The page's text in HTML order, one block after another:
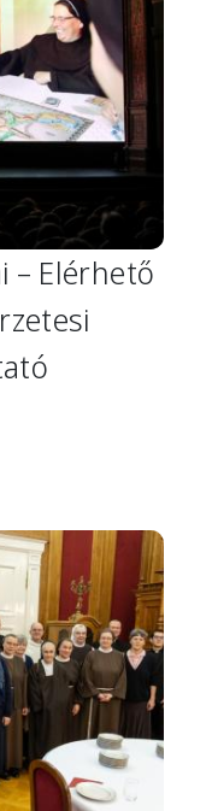
– Elérhető